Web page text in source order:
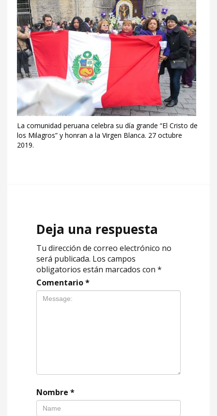
La comunidad peruana celebra su día grande “El Cristo de
los Milagros” y honran a la Virgen Blanca. 27 octubre
2019.
Deja una respuesta
Tu dirección de correo electrónico no
será publicada. Los campos
obligatorios están marcados con *
Comentario*
Nombre *